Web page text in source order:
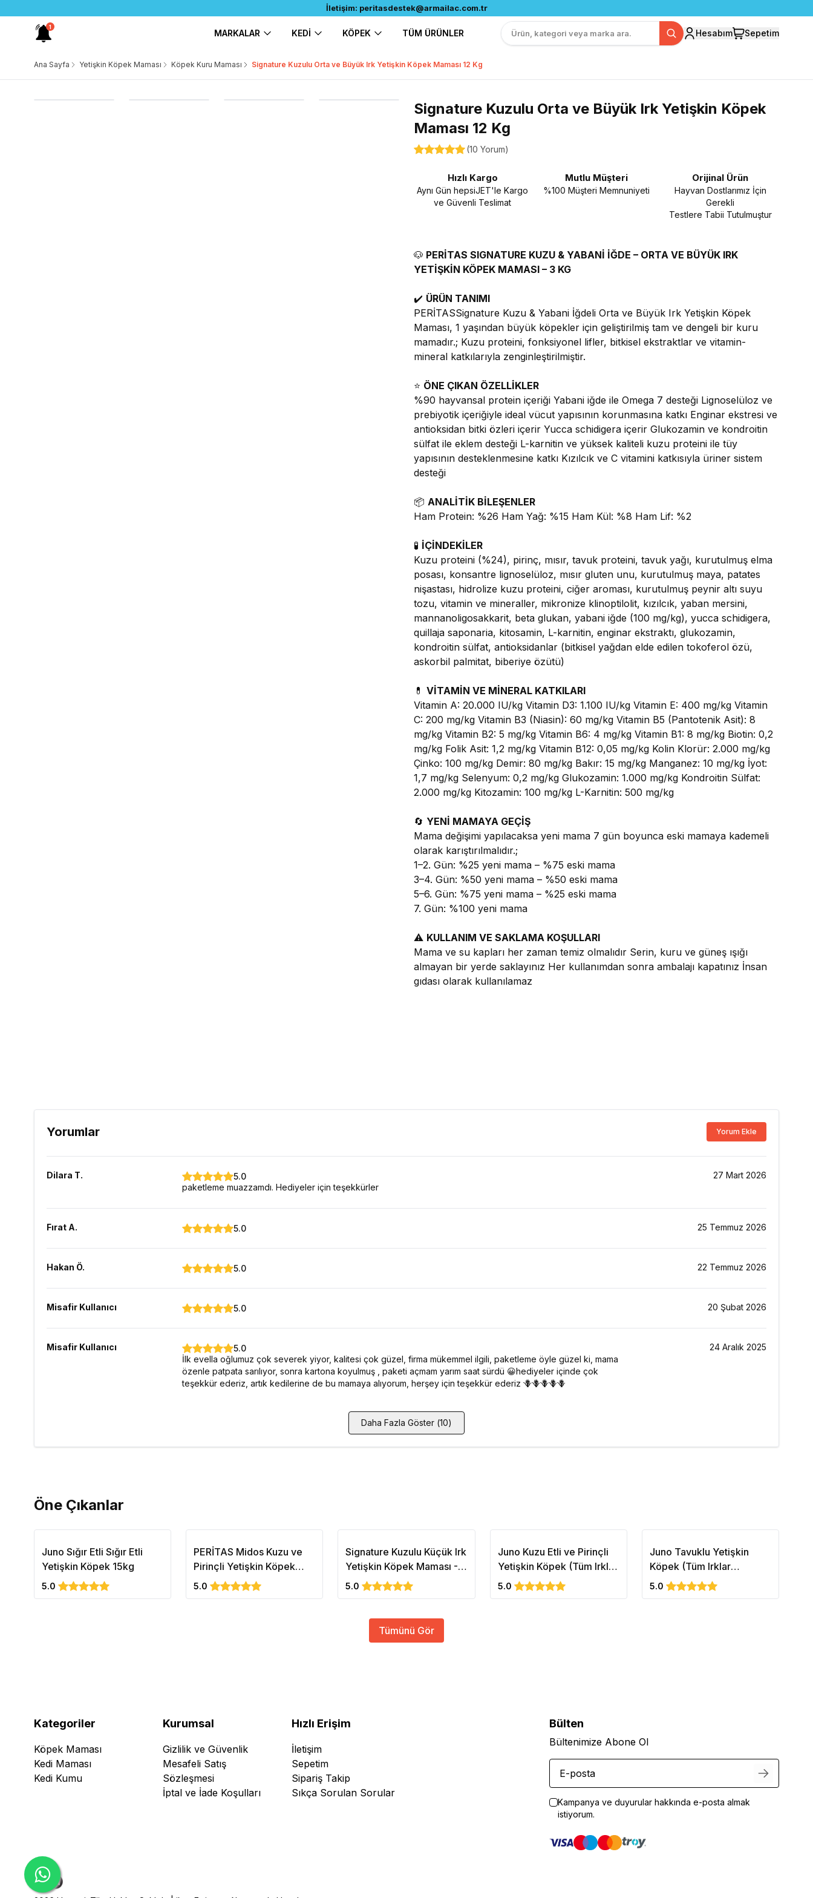
İletişim: peritasdestek@armailac.com.tr
1
MARKALAR KEDİ KÖPEK TÜM ÜRÜNLER Hesabım Sepetim
Ana Sayfa Yetişkin Köpek Maması Köpek Kuru Maması Signature Kuzulu Orta ve Büyük Irk Yetişkin Köpek Maması 12 Kg
Signature Kuzulu Orta ve Büyük Irk Yetişkin Köpek
Maması 12 Kg
(10 Yorum)
Hızlı Kargo
Aynı Gün hepsiJET'le Kargo
ve Güvenli Teslimat
Mutlu Müşteri
%100 Müşteri Memnuniyeti
Orijinal Ürün
Hayvan Dostlarımız İçin
Gerekli
Testlere Tabii Tutulmuştur
🐶 PERİTAS SIGNATURE KUZU & YABANİ İĞDE – ORTA VE BÜYÜK IRK
YETİŞKİN KÖPEK MAMASI – 3 KG
✔️ ÜRÜN TANIMI
PERİTASSignature Kuzu & Yabani İğdeli Orta ve Büyük Irk Yetişkin Köpek
Maması, 1 yaşından büyük köpekler için geliştirilmiş tam ve dengeli bir kuru
mamadır.; Kuzu proteini, fonksiyonel lifler, bitkisel ekstraktlar ve vitamin-
mineral katkılarıyla zenginleştirilmiştir.
⭐ ÖNE ÇIKAN ÖZELLİKLER
%90 hayvansal protein içeriği Yabani iğde ile Omega 7 desteği Lignoselüloz ve
prebiyotik içeriğiyle ideal vücut yapısının korunmasına katkı Enginar ekstresi ve
antioksidan bitki özleri içerir Yucca schidigera içerir Glukozamin ve kondroitin
sülfat ile eklem desteği L-karnitin ve yüksek kaliteli kuzu proteini ile tüy
yapısının desteklenmesine katkı Kızılcık ve C vitamini katkısıyla üriner sistem
desteği
📦 ANALİTİK BİLEŞENLER
Ham Protein: %26 Ham Yağ: %15 Ham Kül: %8 Ham Lif: %2
🧪 İÇİNDEKİLER
Kuzu proteini (%24), pirinç, mısır, tavuk proteini, tavuk yağı, kurutulmuş elma
posası, konsantre lignoselüloz, mısır gluten unu, kurutulmuş maya, patates
nişastası, hidrolize kuzu proteini, ciğer aroması, kurutulmuş peynir altı suyu
tozu, vitamin ve mineraller, mikronize klinoptilolit, kızılcık, yaban mersini,
mannanoligosakkarit, beta glukan, yabani iğde (100 mg/kg), yucca schidigera,
quillaja saponaria, kitosamin, L-karnitin, enginar ekstraktı, glukozamin,
kondroitin sülfat, antioksidanlar (bitkisel yağdan elde edilen tokoferol özü,
askorbil palmitat, biberiye özütü)
💊 VİTAMİN VE MİNERAL KATKILARI
Vitamin A: 20.000 IU/kg Vitamin D3: 1.100 IU/kg Vitamin E: 400 mg/kg Vitamin
C: 200 mg/kg Vitamin B3 (Niasin): 60 mg/kg Vitamin B5 (Pantotenik Asit): 8
mg/kg Vitamin B2: 5 mg/kg Vitamin B6: 4 mg/kg Vitamin B1: 8 mg/kg Biotin: 0,2
mg/kg Folik Asit: 1,2 mg/kg Vitamin B12: 0,05 mg/kg Kolin Klorür: 2.000 mg/kg
Çinko: 100 mg/kg Demir: 80 mg/kg Bakır: 15 mg/kg Manganez: 10 mg/kg İyot:
1,7 mg/kg Selenyum: 0,2 mg/kg Glukozamin: 1.000 mg/kg Kondroitin Sülfat:
2.000 mg/kg Kitozamin: 100 mg/kg L-Karnitin: 500 mg/kg
🔄 YENİ MAMAYA GEÇİŞ
Mama değişimi yapılacaksa yeni mama 7 gün boyunca eski mamaya kademeli
olarak karıştırılmalıdır.;
1–2. Gün: %25 yeni mama – %75 eski mama
3–4. Gün: %50 yeni mama – %50 eski mama
5–6. Gün: %75 yeni mama – %25 eski mama
7. Gün: %100 yeni mama
⚠️ KULLANIM VE SAKLAMA KOŞULLARI
Mama ve su kapları her zaman temiz olmalıdır Serin, kuru ve güneş ışığı
almayan bir yerde saklayınız Her kullanımdan sonra ambalajı kapatınız İnsan
gıdası olarak kullanılamaz
Yorumlar Yorum Ekle
Dilara T.
5.0
paketleme muazzamdı. Hediyeler için teşekkürler
27 Mart 2026
Fırat A. 5.0 25 Temmuz 2026
Hakan Ö. 5.0 22 Temmuz 2026
Misafir Kullanıcı 5.0 20 Şubat 2026
Misafir Kullanıcı
5.0
İlk evella oğlumuz çok severek yiyor, kalitesi çok güzel, firma mükemmel ilgili, paketleme öyle güzel ki, mama
özenle patpata sarılıyor, sonra kartona koyulmuş , paketi açmam yarım saat sürdü 😀hediyeler içinde çok
teşekkür ederiz, artık kedilerine de bu mamaya alıyorum, herşey için teşekkür ederiz 🪻🪻🪻🪻🪻
24 Aralık 2025
Daha Fazla Göster (10)
Öne Çıkanlar
Juno Sığır Etli Sığır Etli
Yetişkin Köpek 15kg
5.0
PERİTAS Midos Kuzu ve
Pirinçli Yetişkin Köpek
Maması Maintenance 15kg
5.0
Signature Kuzulu Küçük Irk
Yetişkin Köpek Maması -3
Kg
5.0
Juno Kuzu Etli ve Pirinçli
Yetişkin Köpek (Tüm Irklar
İçin) 15kg
5.0
Juno Tavuklu Yetişkin
Köpek (Tüm Irklar
İçin)15kg
5.0
Tümünü Gör
Kategoriler
Köpek Maması
Kedi Maması
Kedi Kumu
Kurumsal
Gizlilik ve Güvenlik
Mesafeli Satış
Sözleşmesi
İptal ve İade Koşulları
Hızlı Erişim
İletişim
Sepetim
Sipariş Takip
Sıkça Sorulan Sorular
Bülten
Bültenimize Abone Ol
Kampanya ve duyurular hakkında e-posta almak
istiyorum.